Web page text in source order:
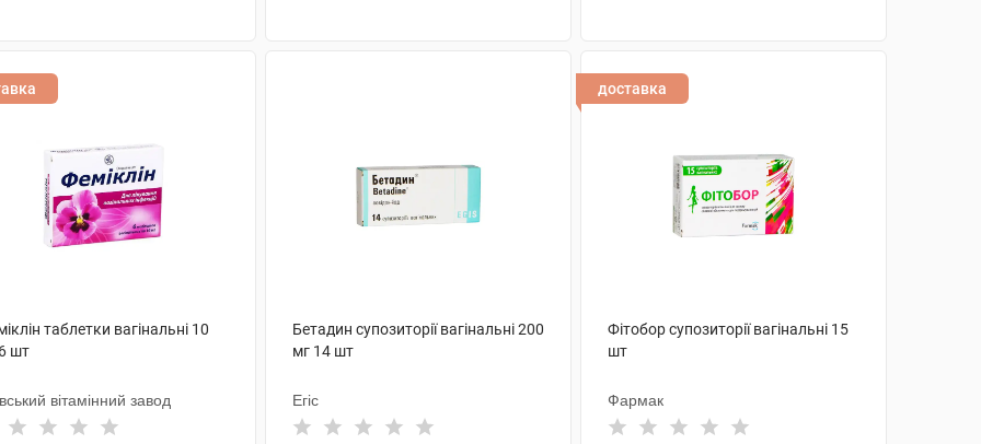
таблетки вагінальні 10
шт
вітамінний завод
Бетадин супозиторії вагінальні 200
мг 14 шт
Егіс
доставка
Фітобор супозиторії вагінальні 15
шт
Фармак